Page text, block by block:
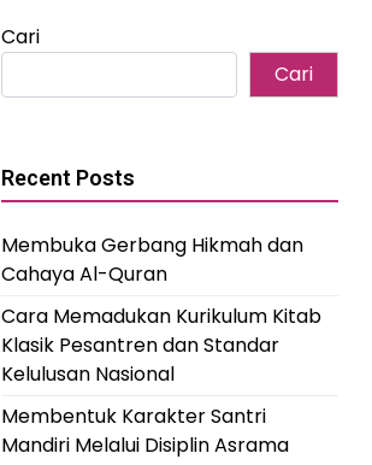
Cari
Cari
Recent Posts
Membuka Gerbang Hikmah dan
Cahaya Al-Quran
Cara Memadukan Kurikulum Kitab
Klasik Pesantren dan Standar
Kelulusan Nasional
Membentuk Karakter Santri
Mandiri Melalui Disiplin Asrama